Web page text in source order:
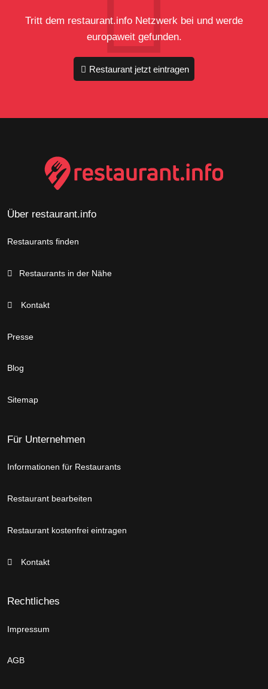
Tritt dem restaurant.info Netzwerk bei und werde
europaweit gefunden.
Restaurant jetzt eintragen
Über restaurant.info
Restaurants finden
Restaurants in der Nähe
Kontakt
Presse
Blog
Sitemap
Für Unternehmen
Informationen für Restaurants
Restaurant bearbeiten
Restaurant kostenfrei eintragen
Kontakt
Rechtliches
Impressum
AGB